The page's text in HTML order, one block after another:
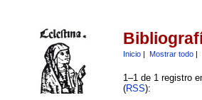
Inicio| Mostrar todo|
1–1 de 1 registro
(RSS):